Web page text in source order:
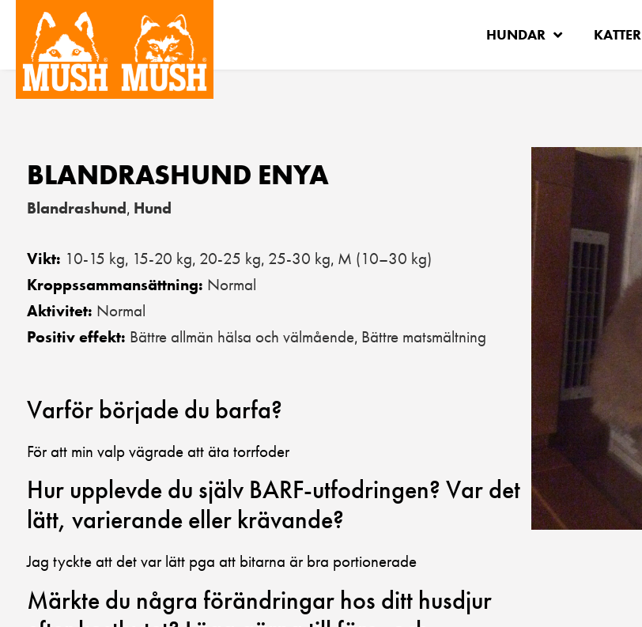
HUNDAR KATTER
BLANDRASHUND ENYA
Blandrashund, Hund
Vikt: 10-15 kg, 15-20 kg, 20-25 kg, 25-30 kg, M (10–30 kg)
Kroppssammansättning: Normal
Aktivitet: Normal
Positiv effekt: Bättre allmän hälsa och välmående, Bättre matsmältning
Varför började du barfa?
För att min valp vägrade att äta torrfoder
Hur upplevde du själv BARF-utfodringen? Var det
lätt, varierande eller krävande?
Jag tyckte att det var lätt pga att bitarna är bra portionerade
Märkte du några förändringar hos ditt husdjur